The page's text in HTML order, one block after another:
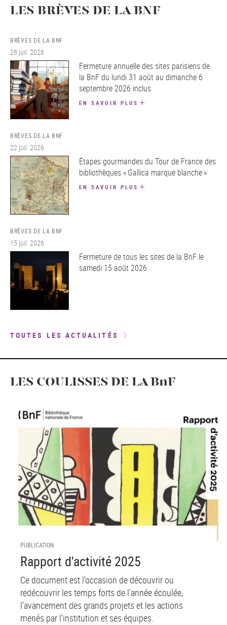
LES BRÈVES DE LA BNF
BRÈVES DE LA BNF
28 juil. 2026
Fermeture annuelle des sites parisiens de
la BnF du lundi 31 août au dimanche 6
septembre 2026 inclus
EN SAVOIR PLUS
BRÈVES DE LA BNF
22 juil. 2026
Étapes gourmandes du Tour de France des
bibliothèques « Gallica marque blanche »
EN SAVOIR PLUS
BRÈVES DE LA BNF
15 juil. 2026
Fermeture de tous les sites de la BnF le
samedi 15 août 2026
TOUTES LES ACTUALITÉS
LES COULISSES DE LA BnF
PUBLICATION
Rapport d'activité 2025
Ce document est l'occasion de découvrir ou
redécouvrir les temps forts de l'année écoulée,
l'avancement des grands projets et les actions
menés par l'institution et ses équipes.